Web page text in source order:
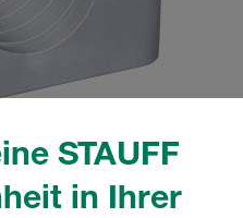
STAUFF
in Ihrer